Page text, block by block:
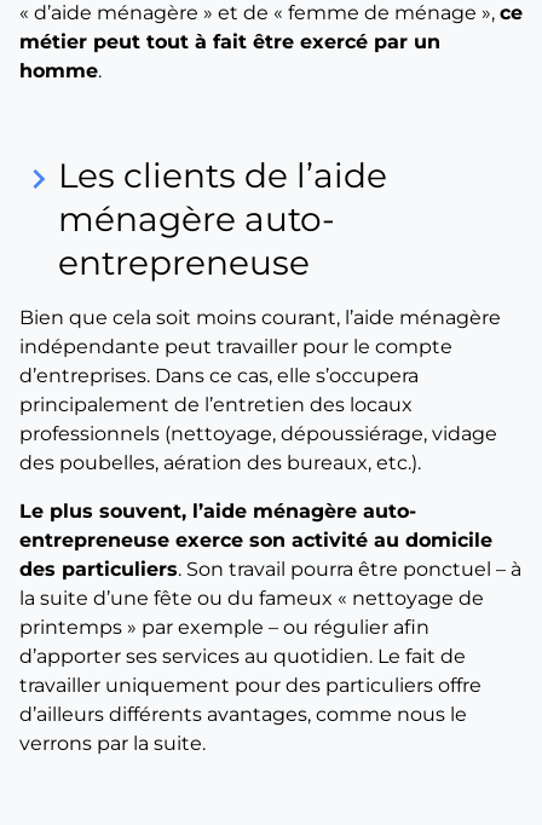
« d’aide ménagère » et de « femme de ménage », ce
métier peut tout à fait être exercé par un
homme.
keyboard_arrow_right Les clients de l’aide
ménagère auto-
entrepreneuse
Bien que cela soit moins courant, l’aide ménagère
indépendante peut travailler pour le compte
d’entreprises. Dans ce cas, elle s’occupera
principalement de l’entretien des locaux
professionnels (nettoyage, dépoussiérage, vidage
des poubelles, aération des bureaux, etc.).
Le plus souvent, l’aide ménagère auto-
entrepreneuse exerce son activité au domicile
des particuliers. Son travail pourra être ponctuel – à
la suite d’une fête ou du fameux « nettoyage de
printemps » par exemple – ou régulier afin
d’apporter ses services au quotidien. Le fait de
travailler uniquement pour des particuliers offre
d’ailleurs différents avantages, comme nous le
verrons par la suite.